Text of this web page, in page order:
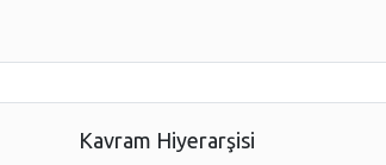
Kavram Hiyerarşisi